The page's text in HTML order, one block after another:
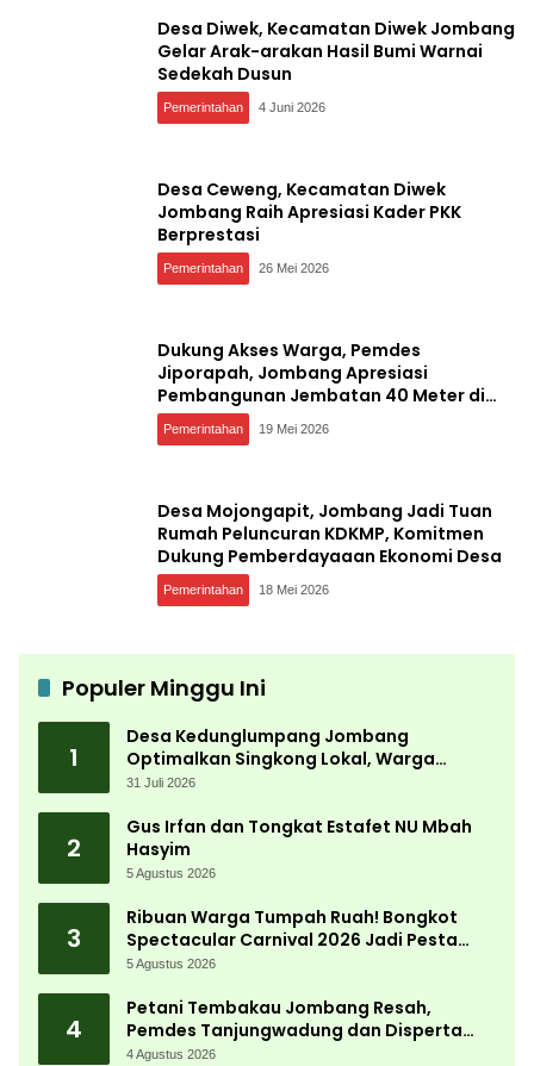
Desa Diwek, Kecamatan Diwek Jombang
Gelar Arak-arakan Hasil Bumi Warnai
Sedekah Dusun
Pemerintahan 4 Juni 2026
Desa Ceweng, Kecamatan Diwek
Jombang Raih Apresiasi Kader PKK
Berprestasi
Pemerintahan 26 Mei 2026
Dukung Akses Warga, Pemdes
Jiporapah, Jombang Apresiasi
Pembangunan Jembatan 40 Meter di
Kedungdendeng
Pemerintahan 19 Mei 2026
Desa Mojongapit, Jombang Jadi Tuan
Rumah Peluncuran KDKMP, Komitmen
Dukung Pemberdayaaan Ekonomi Desa
Pemerintahan 18 Mei 2026
Populer Minggu Ini
1
Desa Kedunglumpang Jombang
Optimalkan Singkong Lokal, Warga
Diajari Produksi Tepung Mocaf
31 Juli 2026
2
Gus Irfan dan Tongkat Estafet NU Mbah
Hasyim
5 Agustus 2026
3
Ribuan Warga Tumpah Ruah! Bongkot
Spectacular Carnival 2026 Jadi Pesta
Kemerdekaan Terbesar di Peterongan
5 Agustus 2026
4
Petani Tembakau Jombang Resah,
Pemdes Tanjungwadung dan Disperta
Bergerak Cepat
4 Agustus 2026